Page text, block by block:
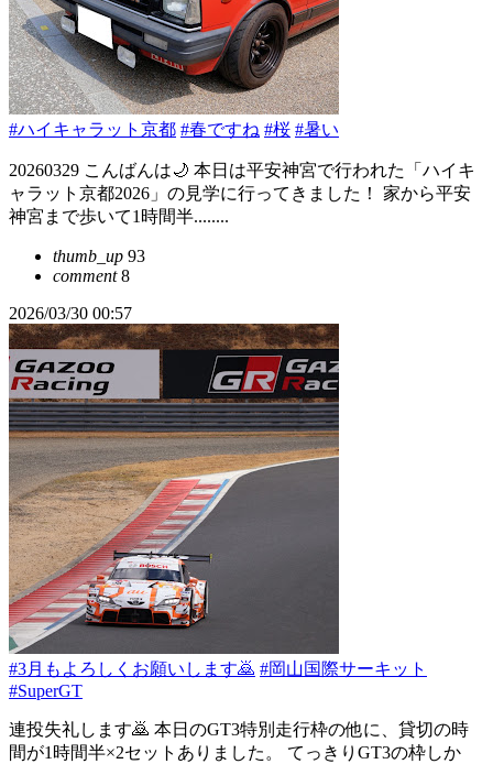
#ハイキャラット京都 #春ですね #桜 #暑い
20260329 こんばんは🌙 本日は平安神宮で行われた「ハイキ
ャラット京都2026」の見学に行ってきました！ 家から平安
神宮まで歩いて1時間半........
thumb_up 93
comment8
2026/03/30 00:57
#3月もよろしくお願いします🙇 #岡山国際サーキット
#SuperGT
連投失礼します🙇 本日のGT3特別走行枠の他に、貸切の時
間が1時間半×2セットありました。 てっきりGT3の枠しか